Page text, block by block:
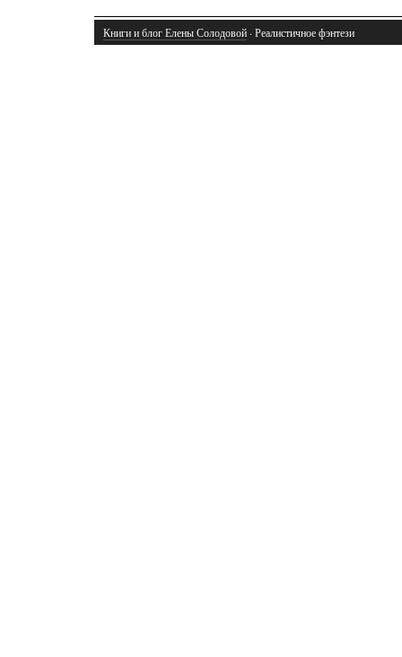
Книги и блог Елены Солодовой · Реалистичное фэнтези